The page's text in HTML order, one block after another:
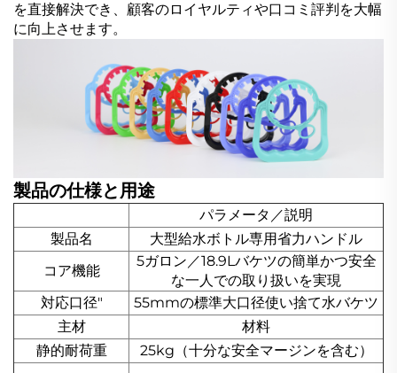
を直接解決でき、顧客のロイヤルティや口コミ評判を大幅
に向上させます。
製品の仕様と用途
パラメータ／説明
製品名
大型給水ボトル専用省力ハンドル
コア機能
5ガロン／18.9Lバケツの簡単かつ安全
な一人での取り扱いを実現
対応口径"
55mmの標準大口径使い捨て水バケツ
主材
材料
静的耐荷重
25kg（十分な安全マージンを含む）